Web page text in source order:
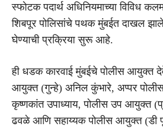
स्फोटक पदार्थ अधिनियमाच्या विविध
शिबपूर पोलिसांचे पथक मुंबईत दाखल
घेण्याची प्रक्रिया सुरू आहे.
ही धडक कारवाई मुंबईचे पोलीस आयुक्त
आयुक्त (गुन्हे) अनिल कुंभारे, अप्पर
कृष्णकांत उपाध्याय, पोलीस उप आयुक्त
ढवळे आणि सहाय्यक पोलीस आयुक्त (डी